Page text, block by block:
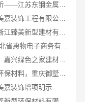
三江畅销室内装修，浙江宜美嘉装饰工程有限公司值得信赖
本地知名房屋装修服务环保，嘉兴绿色之家建材科技有限公司守护家庭健康
周边区县现浇别墅优惠活动环保材料，重庆御墅建筑材料有限公司
嘉装饰增项明示